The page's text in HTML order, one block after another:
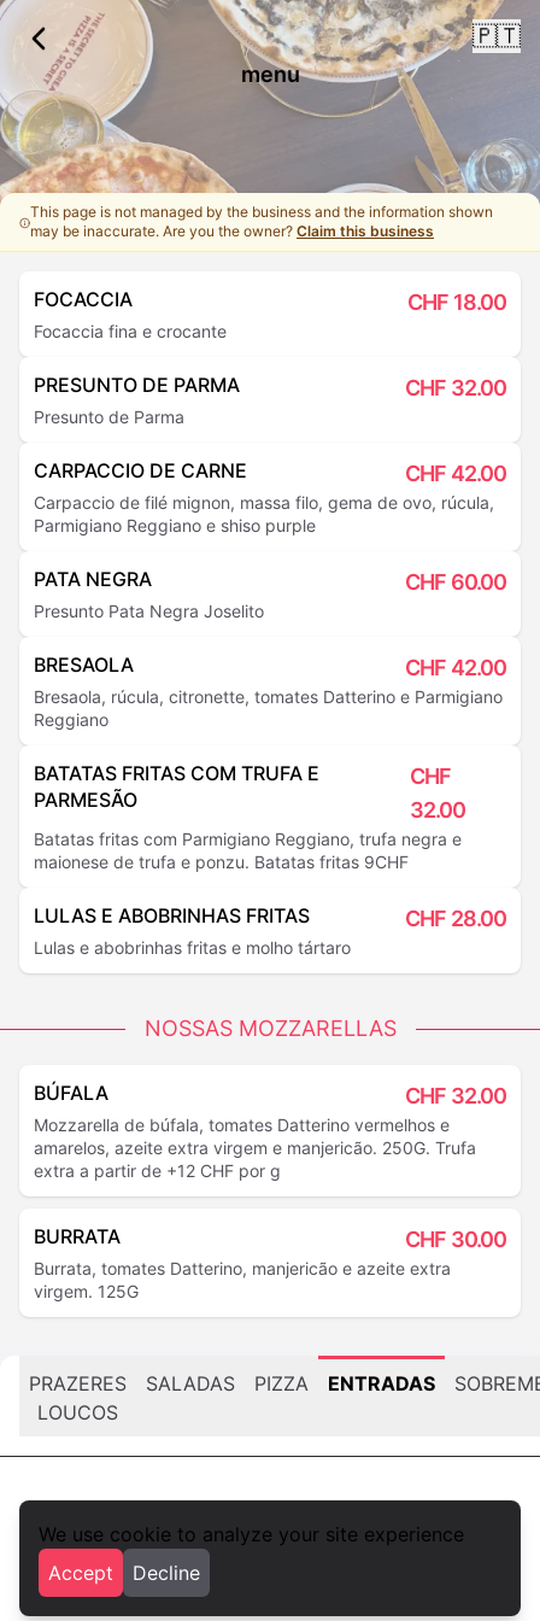
We use cookie to analyze your site experience
Accept
Decline
🇵🇹
menu
This page is not managed by the business and the information shown
may be inaccurate. Are you the owner?Claim this business
FOCACCIA CHF 18.00
Focaccia fina e crocante
PRESUNTO DE PARMA CHF 32.00
Presunto de Parma
CARPACCIO DE CARNE CHF 42.00
Carpaccio de filé mignon, massa filo, gema de ovo, rúcula,
Parmigiano Reggiano e shiso purple
PATA NEGRA CHF 60.00
Presunto Pata Negra Joselito
BRESAOLA CHF 42.00
Bresaola, rúcula, citronette, tomates Datterino e Parmigiano
Reggiano
BATATAS FRITAS COM TRUFA E
PARMESÃO
CHF
32.00
Batatas fritas com Parmigiano Reggiano, trufa negra e
maionese de trufa e ponzu. Batatas fritas 9CHF
LULAS E ABOBRINHAS FRITAS CHF 28.00
Lulas e abobrinhas fritas e molho tártaro
NOSSAS MOZZARELLAS
BÚFALA CHF 32.00
Mozzarella de búfala, tomates Datterino vermelhos e
amarelos, azeite extra virgem e manjericão. 250G. Trufa
extra a partir de +12 CHF por g
BURRATA CHF 30.00
Burrata, tomates Datterino, manjericão e azeite extra
virgem. 125G
PRAZERES
LOUCOS
SALADAS PIZZA ENTRADAS